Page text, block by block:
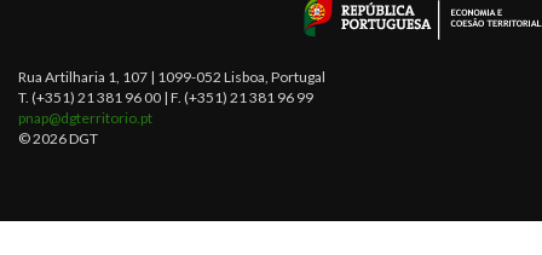
Rua Artilharia 1, 107 | 1099-052 Lisboa, Portugal
T. (+351) 21 381 96 00 | F. (+351) 21 381 96 99
pnap@dgterritorio.pt
© 2026 DGT